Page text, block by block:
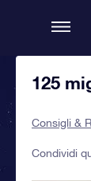
125
Consigli &
Condividi